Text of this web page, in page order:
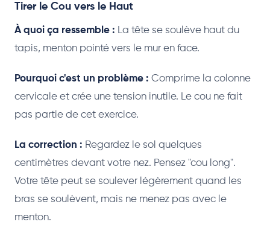
Tirer le Cou vers le Haut
À quoi ça ressemble : La tête se soulève haut du
tapis, menton pointé vers le mur en face.
Pourquoi c'est un problème : Comprime la colonne
cervicale et crée une tension inutile. Le cou ne fait
pas partie de cet exercice.
La correction : Regardez le sol quelques
centimètres devant votre nez. Pensez "cou long".
Votre tête peut se soulever légèrement quand les
bras se soulèvent, mais ne menez pas avec le
menton.